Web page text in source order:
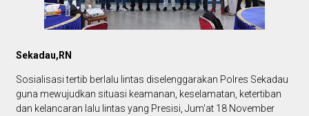
Sekadau,RN
Sosialisasi tertib berlalu lintas diselenggarakan Polres Sekadau
guna mewujudkan situasi keamanan, keselamatan, ketertiban
dan kelancaran lalu lintas yang Presisi, Jum'at 18 November